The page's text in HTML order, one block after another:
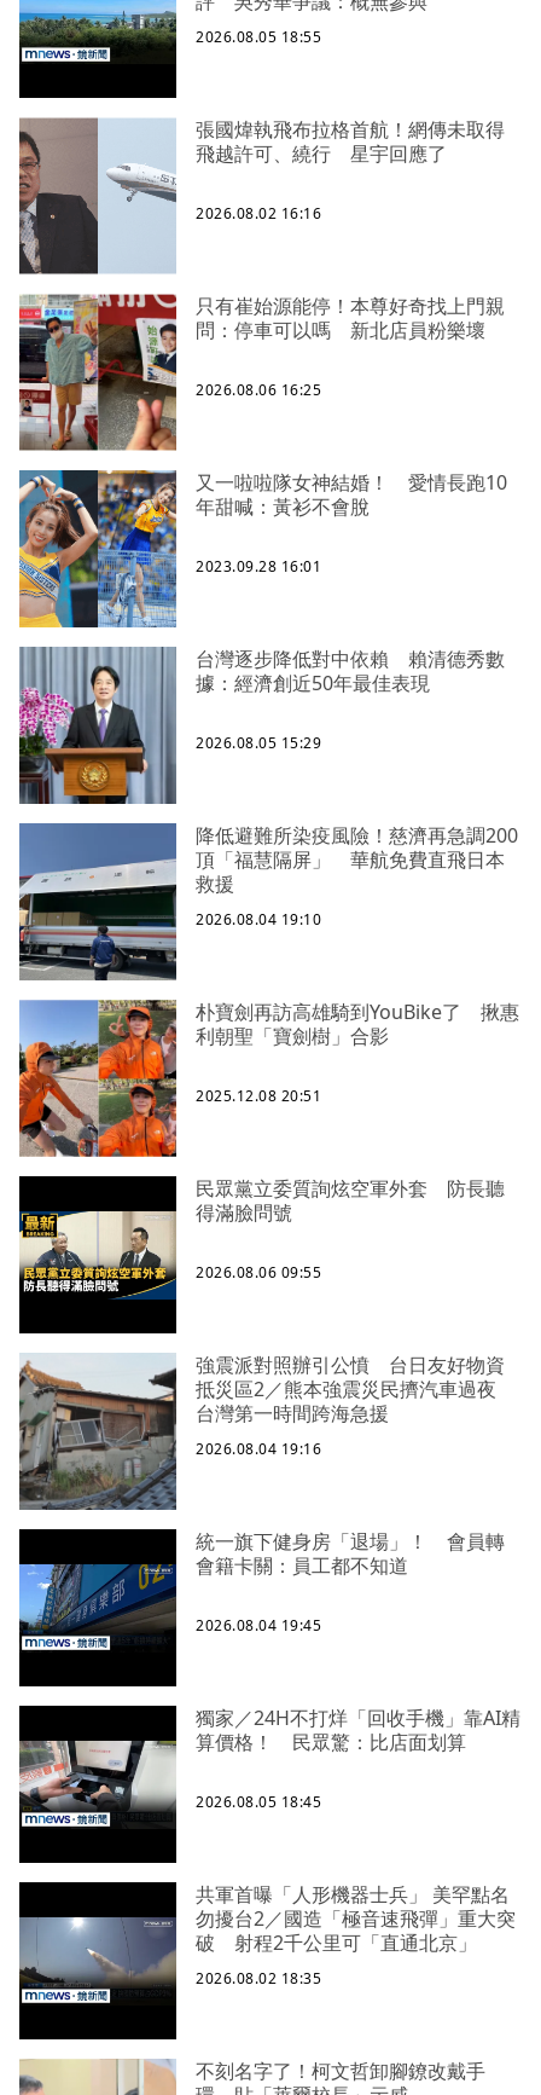
2026.08.05 18:55
張國煒執飛布拉格首航！網傳未取得
飛越許可、繞行 星宇回應了
2026.08.02 16:16
只有崔始源能停！本尊好奇找上門親
問：停車可以嗎 新北店員粉樂壞
2026.08.06 16:25
又一啦啦隊女神結婚！ 愛情長跑10
年甜喊：黃衫不會脫
2023.09.28 16:01
台灣逐步降低對中依賴 賴清德秀數
據：經濟創近50年最佳表現
2026.08.05 15:29
降低避難所染疫風險！慈濟再急調200
頂「福慧隔屏」 華航免費直飛日本
救援
2026.08.04 19:10
朴寶劍再訪高雄騎到YouBike了 揪惠
利朝聖「寶劍樹」合影
2025.12.08 20:51
民眾黨立委質詢炫空軍外套 防長聽
得滿臉問號
2026.08.06 09:55
強震派對照辦引公憤 台日友好物資
抵災區2／熊本強震災民擠汽車過夜
台灣第一時間跨海急援
2026.08.04 19:16
統一旗下健身房「退場」！ 會員轉
會籍卡關：員工都不知道
2026.08.04 19:45
獨家／24H不打烊「回收手機」靠AI精
算價格！ 民眾驚：比店面划算
2026.08.05 18:45
共軍首曝「人形機器士兵」 美罕點名
勿擾台2／國造「極音速飛彈」重大突
破 射程2千公里可「直通北京」
2026.08.02 18:35
不刻名字了！柯文哲卸腳鐐改戴手